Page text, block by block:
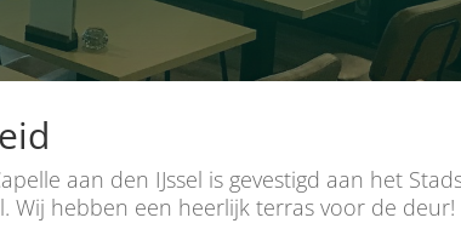
aan den IJssel is gevestigd aan het
Wij hebben een heerlijk terras voor de